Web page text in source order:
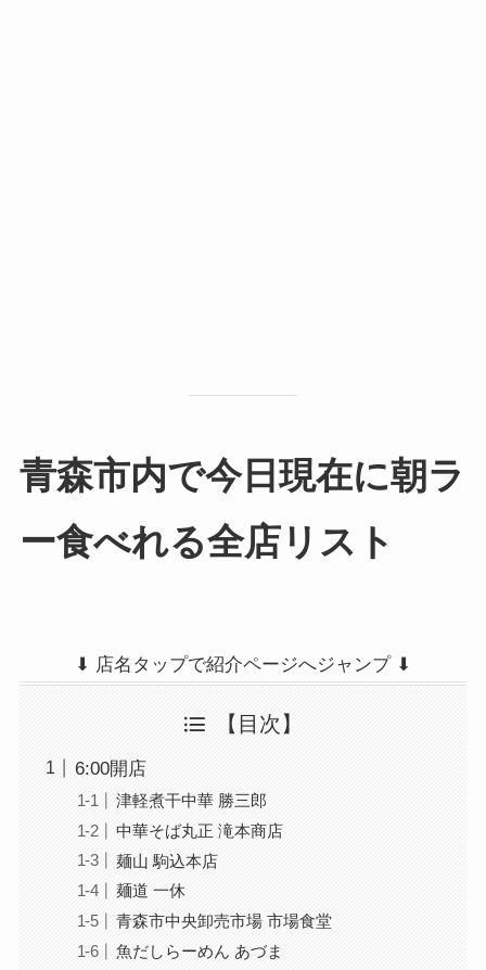
青森市内で今日現在に朝ラ
ー食べれる全店リスト
⬇︎ 店名タップで紹介ページへジャンプ ⬇︎
【目次】
6:00開店
津軽煮干中華 勝三郎
中華そば丸正 滝本商店
麺山 駒込本店
麺道 一休
青森市中央卸売市場 市場食堂
魚だしらーめん あづま